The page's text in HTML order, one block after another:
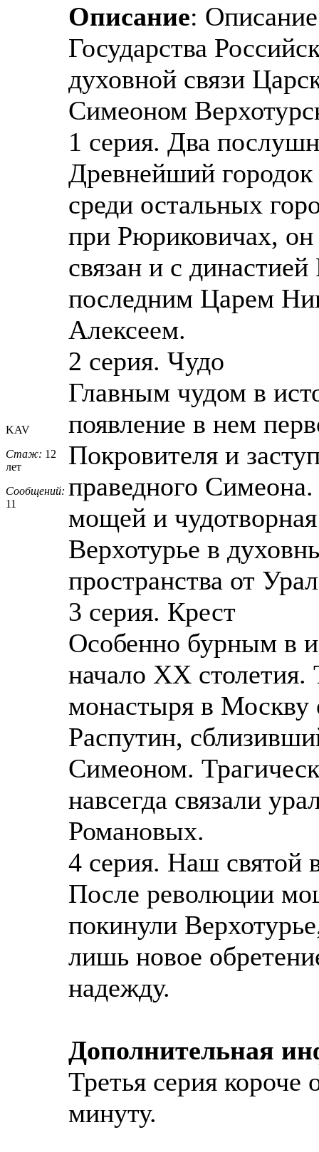
KAV
Стаж: 12
лет
Сообщений:
11
Описание:
Государства
духовной связи
Симеоном
1 серия. Два
Древнейший городок
среди остальных
при Рюриковичах, он
связан и с
последним Царем
Алексеем.
2 серия. Чудо
Главным чудом в
появление в нем
Покровителя и
праведного Симеона.
мощей и
Верхотурье в
пространства от
3 серия. Крест
Особенно бурным в
начало ХХ столетия.
монастыря в Москву
Распутин,
Симеоном.
навсегда связали
Романовых.
4 серия. Наш святой
После революции
покинули
лишь новое
надежду.
Дополнительная
Третья серия
минуту.